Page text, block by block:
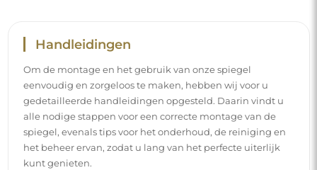
Handleidingen
Om de montage en het gebruik van onze spiegel
eenvoudig en zorgeloos te maken, hebben wij voor u
gedetailleerde handleidingen opgesteld. Daarin vindt u
alle nodige stappen voor een correcte montage van de
spiegel, evenals tips voor het onderhoud, de reiniging en
het beheer ervan, zodat u lang van het perfecte uiterlijk
kunt genieten.